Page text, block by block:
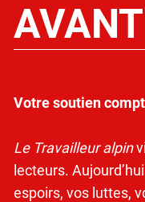
Votre soutien
Le Travailleur alpin
lecteurs.
espoirs, vos luttes,